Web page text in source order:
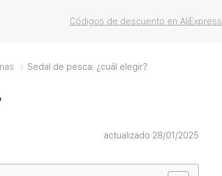
Códigos de descuento en AliExpress
Sedal de pesca: ¿cuál elegir?
actualizado 28/01/2025